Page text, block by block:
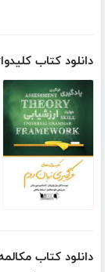
دانلود کتاب